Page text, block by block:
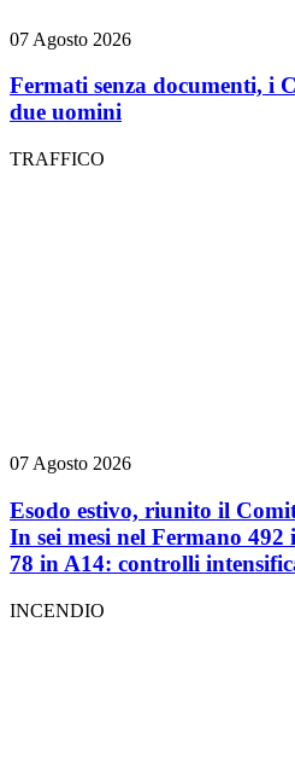
07 Agosto 2026
Fermati senza documenti, i
due uomini
TRAFFICO
07 Agosto 2026
Esodo estivo, riunito il
In sei mesi nel Fermano
78 in A14: controlli
INCENDIO